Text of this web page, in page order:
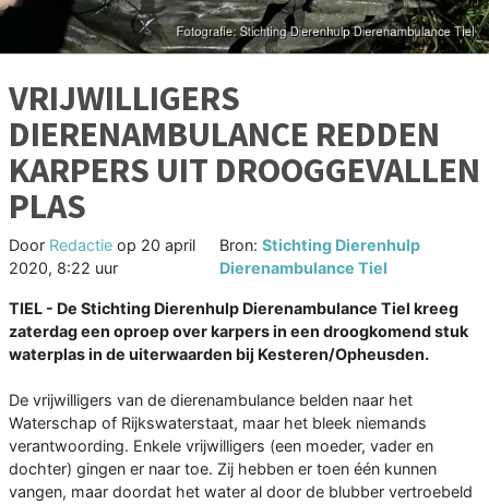
VRIJWILLIGERS
DIERENAMBULANCE REDDEN
KARPERS UIT DROOGGEVALLEN
PLAS
Door Redactie op 20 april
2020, 8:22 uur
Bron: Stichting Dierenhulp
Dierenambulance Tiel
TIEL - De Stichting Dierenhulp Dierenambulance Tiel kreeg
zaterdag een oproep over karpers in een droogkomend stuk
waterplas in de uiterwaarden bij Kesteren/Opheusden.
De vrijwilligers van de dierenambulance belden naar het
Waterschap of Rijkswaterstaat, maar het bleek niemands
verantwoording. Enkele vrijwilligers (een moeder, vader en
dochter) gingen er naar toe. Zij hebben er toen één kunnen
vangen, maar doordat het water al door de blubber vertroebeld